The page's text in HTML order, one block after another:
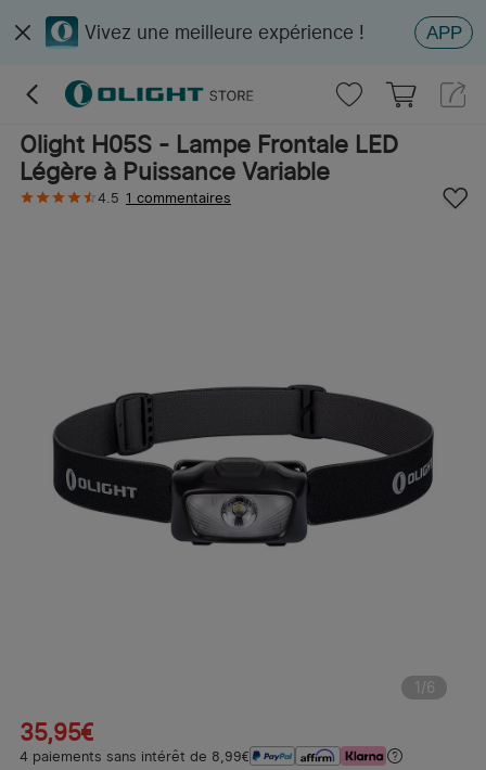
Vivez une meilleure expérience ! APP
Olight H05S - Lampe Frontale LED
Légère à Puissance Variable
4.5 1 commentaires
1/6
35,95€
4 paiements sans intérêt de 8,99€